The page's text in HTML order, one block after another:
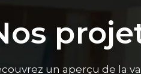
un aperçu de la